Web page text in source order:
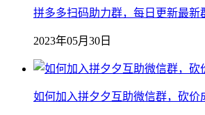
拼多多扫码助力群，每日更新最新
2023年05月30日
如何加入拼夕夕互助微信群，砍价